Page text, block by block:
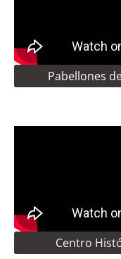
Pabellones
Centro